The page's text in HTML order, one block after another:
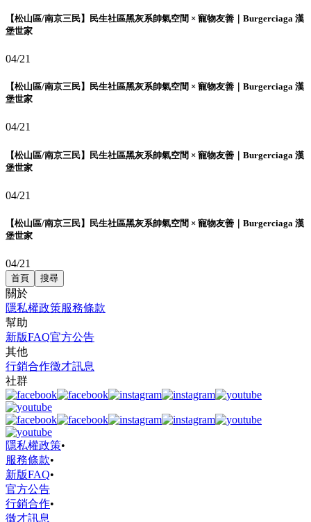
【松山區/南京三民】民生社區黑灰系帥氣空間 × 寵物友善｜Burgerciaga 漢
堡世家
04/21
【松山區/南京三民】民生社區黑灰系帥氣空間 × 寵物友善｜Burgerciaga 漢
堡世家
04/21
【松山區/南京三民】民生社區黑灰系帥氣空間 × 寵物友善｜Burgerciaga 漢
堡世家
04/21
【松山區/南京三民】民生社區黑灰系帥氣空間 × 寵物友善｜Burgerciaga 漢
堡世家
04/21
首頁 搜尋
關於
隱私權政策服務條款
幫助
新版FAQ官方公告
其他
行銷合作徵才訊息
社群
隱私權政策•
服務條款•
新版FAQ•
官方公告
行銷合作•
徵才訊息